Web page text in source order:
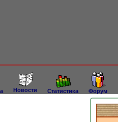
Новости Статистика Форум